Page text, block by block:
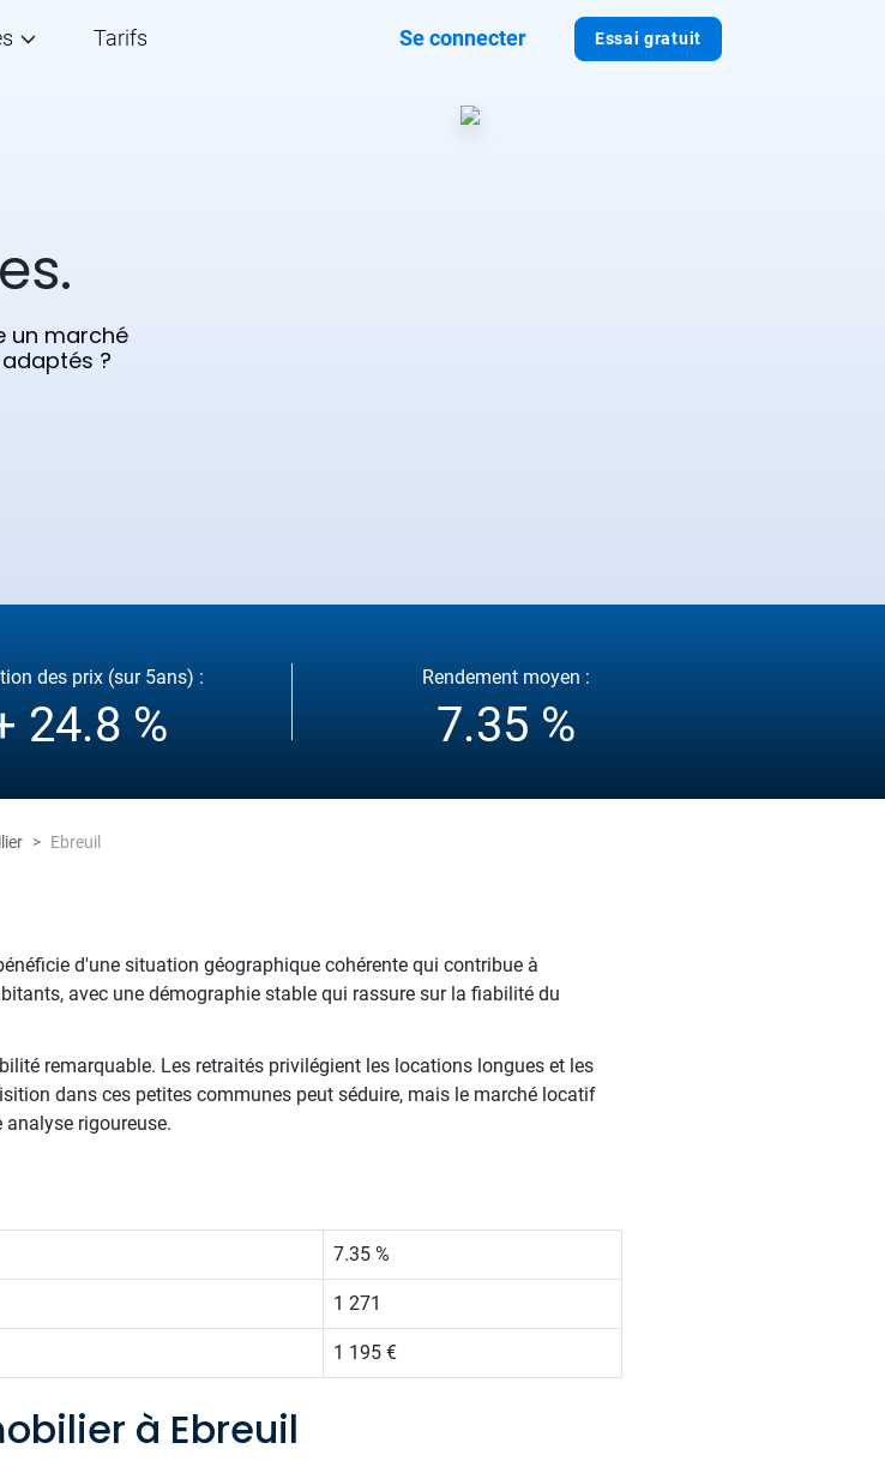
Essai gratuit
Tarifs Se connecter
un marché
?
des prix (sur 5ans) :
24.8 %
Rendement moyen :
7.35 %
Ebreuil
d'une situation géographique cohérente qui contribue à
avec une démographie stable qui rassure sur la fiabilité du
remarquable. Les retraités privilégient les locations longues et les
dans ces petites communes peut séduire, mais le marché locatif
rigoureuse.
7.35 %
1 271
1 195 €
à Ebreuil